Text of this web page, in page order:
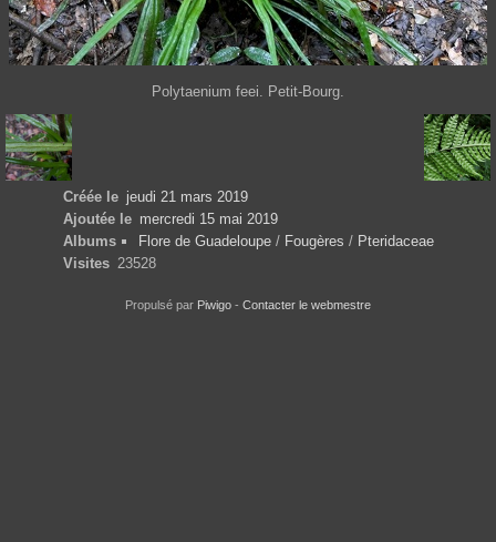
Polytaenium feei. Petit-Bourg.
Créée le jeudi 21 mars 2019
Ajoutée le mercredi 15 mai 2019
Albums
Flore de Guadeloupe/ Fougères / Pteridaceae
Visites 23528
Propulsé par Piwigo - Contacter le webmestre